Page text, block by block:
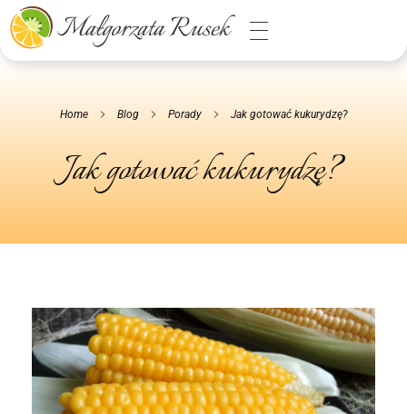
Małgorzata Rusek - dietetyk z pasją
Dietetyka kliniczna & Psychodietetyka
Home Blog Porady Jak gotować kukurydzę?
Jak gotować kukurydzę?